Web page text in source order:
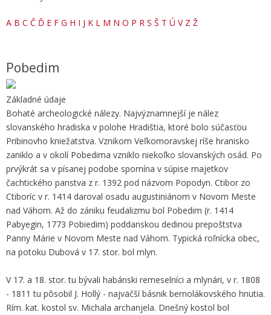
A B C Č Ď E F G H I J K L M N O P R S Š T Ú V Z Ž
Pobedim
Základné údaje
Bohaté archeologické nálezy. Najvýznamnejší je nález
slovanského hradiska v polohe Hradištia, ktoré bolo súčasťou
Pribinovho kniežatstva. Vznikom Veľkomoravskej ríše hranisko
zaniklo a v okolí Pobedima vzniklo niekoľko slovanských osád. Po
prvýkrát sa v písanej podobe spomína v súpise majetkov
čachtického panstva z r. 1392 pod názvom Popodyn. Ctibor zo
Ctiboríc v r. 1414 daroval osadu augustiniánom v Novom Meste
nad Váhom. Až do zániku feudalizmu bol Pobedim (r. 1414
Pabyegin, 1773 Pobiedim) poddanskou dedinou prepoštstva
Panny Márie v Novom Meste nad Váhom. Typická roľnícka obec,
na potoku Dubová v 17. stor. bol mlyn.
V 17. a 18. stor. tu bývali habánski remeselníci a mlynári, v r. 1808
- 1811 tu pôsobil J. Hollý - najväčší básnik bernolákovského hnutia.
Rím. kat. kostol sv. Michala archanjela. Dnešný kostol bol